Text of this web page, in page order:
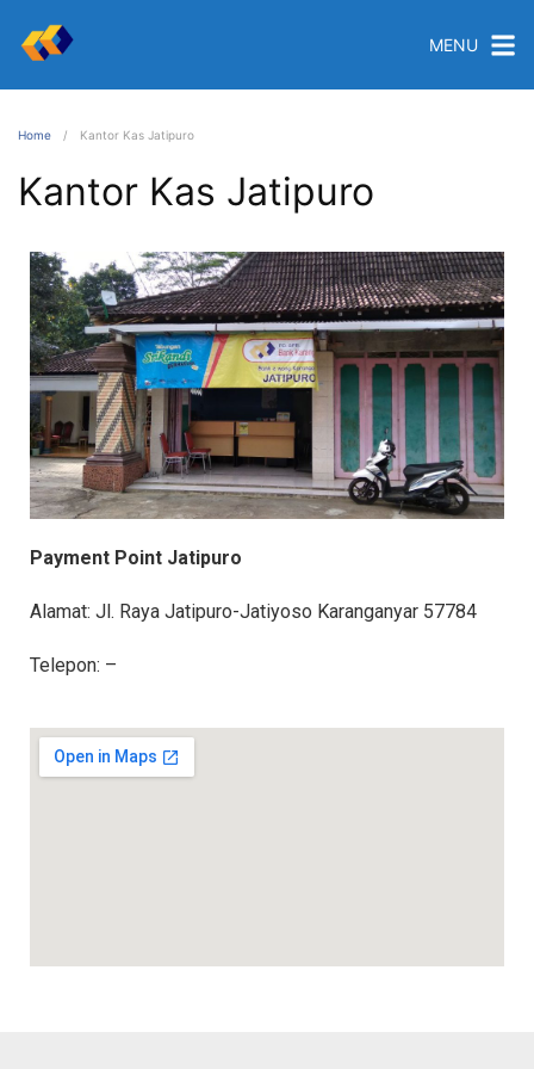
MENU
Home Kantor Kas Jatipuro
Kantor Kas Jatipuro
Payment Point Jatipuro
Alamat: Jl. Raya Jatipuro-Jatiyoso Karanganyar 57784
Telepon: –